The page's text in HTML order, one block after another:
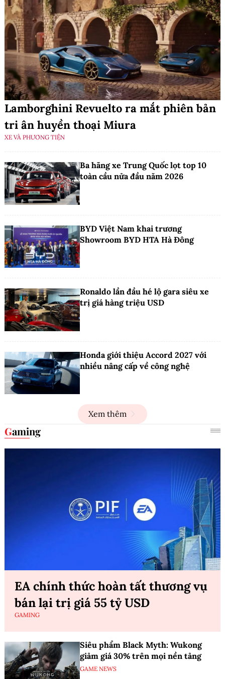
Lamborghini Revuelto ra mắt phiên bản
tri ân huyền thoại Miura
XE VÀ PHƯƠNG TIỆN
Ba hãng xe Trung Quốc lọt top 10
toàn cầu nửa đầu năm 2026
BYD Việt Nam khai trương
Showroom BYD HTA Hà Đông
Ronaldo lần đầu hé lộ gara siêu xe
trị giá hàng triệu USD
Honda giới thiệu Accord 2027 với
nhiều nâng cấp về công nghệ
Xem thêm
Gaming
EA chính thức hoàn tất thương vụ
bán lại trị giá 55 tỷ USD
GAMING
Siêu phẩm Black Myth: Wukong
giảm giá 30% trên mọi nền tảng
GAME NEWS